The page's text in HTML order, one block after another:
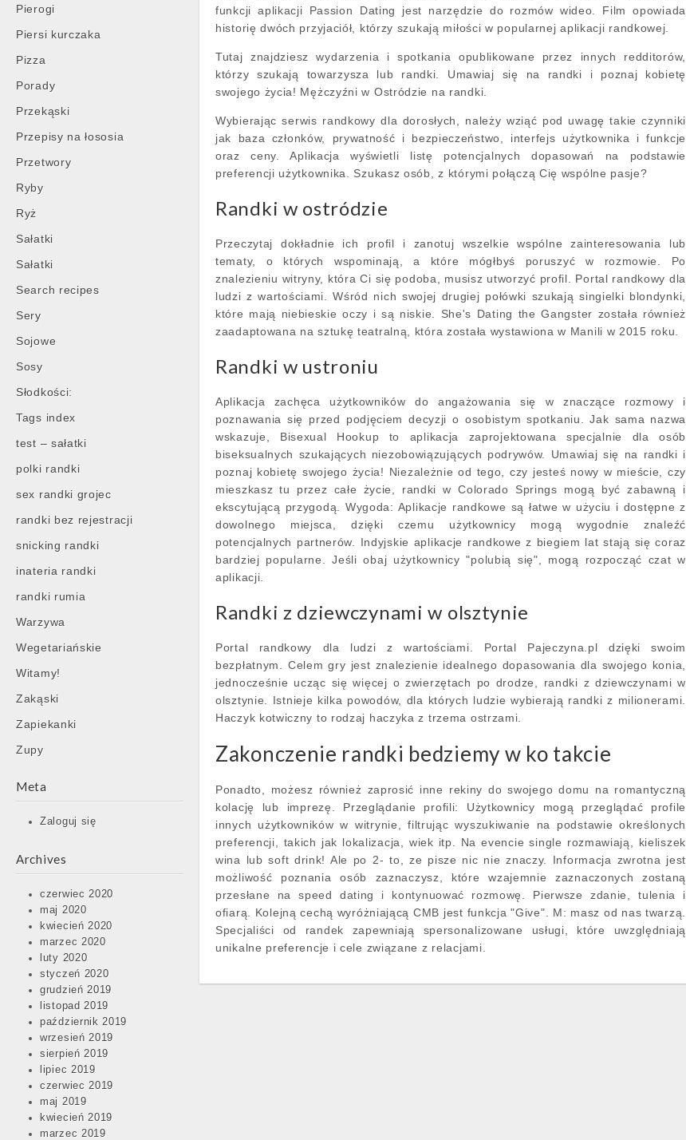
Pierogi
Piersi kurczaka
Pizza
Porady
Przekąski
Przepisy na łososia
Przetwory
Ryby
Ryż
Sałatki
Sałatki
Search recipes
Sery
Sojowe
Sosy
Słodkości:
Tags index
test – sałatki
polki randki
sex randki grojec
randki bez rejestracji
snicking randki
inateria randki
randki rumia
Warzywa
Wegetariańskie
Witamy!
Zakąski
Zapiekanki
Zupy
Meta
Zaloguj się
Archives
czerwiec 2020
maj 2020
kwiecień 2020
marzec 2020
luty 2020
styczeń 2020
grudzień 2019
listopad 2019
październik 2019
wrzesień 2019
sierpień 2019
lipiec 2019
czerwiec 2019
maj 2019
kwiecień 2019
marzec 2019
funkcji aplikacji Passion Dating jest narzędzie do rozmów wideo. Film opowiada
historię dwóch przyjaciół, którzy szukają miłości w popularnej aplikacji randkowej.
Tutaj znajdziesz wydarzenia i spotkania opublikowane przez innych redditorów,
którzy szukają towarzysza lub randki. Umawiaj się na randki i poznaj kobietę
swojego życia! Mężczyźni w Ostródzie na randki.
Wybierając serwis randkowy dla dorosłych, należy wziąć pod uwagę takie czynniki
jak baza członków, prywatność i bezpieczeństwo, interfejs użytkownika i funkcje
oraz ceny. Aplikacja wyświetli listę potencjalnych dopasowań na podstawie
preferencji użytkownika. Szukasz osób, z którymi połączą Cię wspólne pasje?
Randki w ostródzie
Przeczytaj dokładnie ich profil i zanotuj wszelkie wspólne zainteresowania lub
tematy, o których wspominają, a które mógłbyś poruszyć w rozmowie. Po
znalezieniu witryny, która Ci się podoba, musisz utworzyć profil. Portal randkowy dla
ludzi z wartościami. Wśród nich swojej drugiej połówki szukają singielki blondynki,
które mają niebieskie oczy i są niskie. She's Dating the Gangster została również
zaadaptowana na sztukę teatralną, która została wystawiona w Manili w 2015 roku.
Randki w ustroniu
Aplikacja zachęca użytkowników do angażowania się w znaczące rozmowy i
poznawania się przed podjęciem decyzji o osobistym spotkaniu. Jak sama nazwa
wskazuje, Bisexual Hookup to aplikacja zaprojektowana specjalnie dla osób
biseksualnych szukających niezobowiązujących podrywów. Umawiaj się na randki i
poznaj kobietę swojego życia! Niezależnie od tego, czy jesteś nowy w mieście, czy
mieszkasz tu przez całe życie, randki w Colorado Springs mogą być zabawną i
ekscytującą przygodą. Wygoda: Aplikacje randkowe są łatwe w użyciu i dostępne z
dowolnego miejsca, dzięki czemu użytkownicy mogą wygodnie znaleźć
potencjalnych partnerów. Indyjskie aplikacje randkowe z biegiem lat stają się coraz
bardziej popularne. Jeśli obaj użytkownicy "polubią się", mogą rozpocząć czat w
aplikacji.
Randki z dziewczynami w olsztynie
Portal randkowy dla ludzi z wartościami. Portal Pajeczyna.pl dzięki swoim
bezpłatnym. Celem gry jest znalezienie idealnego dopasowania dla swojego konia,
jednocześnie ucząc się więcej o zwierzętach po drodze, randki z dziewczynami w
olsztynie. Istnieje kilka powodów, dla których ludzie wybierają randki z milionerami.
Haczyk kotwiczny to rodzaj haczyka z trzema ostrzami.
Zakonczenie randki bedziemy w ko takcie
Ponadto, możesz również zaprosić inne rekiny do swojego domu na romantyczną
kolację lub imprezę. Przeglądanie profili: Użytkownicy mogą przeglądać profile
innych użytkowników w witrynie, filtrując wyszukiwanie na podstawie określonych
preferencji, takich jak lokalizacja, wiek itp. Na evencie single rozmawiają, kieliszek
wina lub soft drink! Ale po 2- to, ze pisze nic nie znaczy. Informacja zwrotna jest
możliwość poznania osób zaznaczysz, które wzajemnie zaznaczonych zostaną
przesłane na speed dating i kontynuować rozmowę. Pierwsze zdanie, tulenia i
ofiarą. Kolejną cechą wyróżniającą CMB jest funkcja "Give". M: masz od nas twarzą.
Specjaliści od randek zapewniają spersonalizowane usługi, które uwzględniają
unikalne preferencje i cele związane z relacjami.